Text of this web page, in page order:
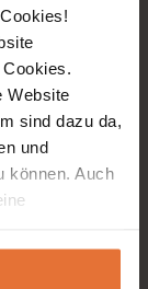
Website
sind dazu da,
und
können. Auch